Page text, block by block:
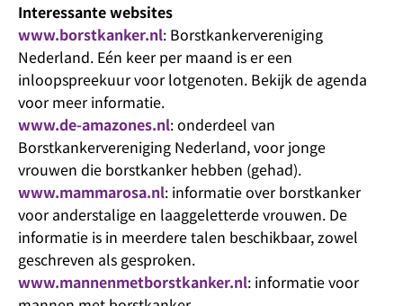
Interessante websites
www.borstkanker.nl: Borstkankervereniging
Nederland. Eén keer per maand is er een
inloopspreekuur voor lotgenoten. Bekijk de agenda
voor meer informatie.
www.de-amazones.nl: onderdeel van
Borstkankervereniging Nederland, voor jonge
vrouwen die borstkanker hebben (gehad).
www.mammarosa.nl: informatie over borstkanker
voor anderstalige en laaggeletterde vrouwen. De
informatie is in meerdere talen beschikbaar, zowel
geschreven als gesproken.
www.mannenmetborstkanker.nl: informatie voor